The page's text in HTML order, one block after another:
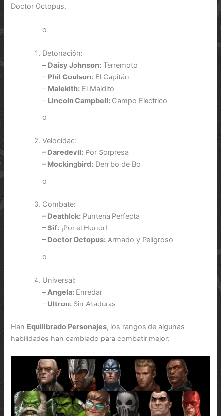
Doctor Octopus.
o
Detonación:
– Daisy Johnson: Terremoto
– Phil Coulson: El Capitán
– Malekith: El Maldito
– Lincoln Campbell: Campo Eléctrico
o
Velocidad:
– Daredevil: Por Sorpresa
– Mockingbird: Derribo de Bo
o
Combate:
– Deathlok: Puntería Perfecta
– Sif: ¡Por el Honor!
– Doctor Octopus: Armado y Peligroso
o
Universal:
–Angela: Enredar
–Ultron: Sin Ataduras
Han Equilibrado Personajes, los rangos de algunas
habilidades han cambiado para combatir mejor: